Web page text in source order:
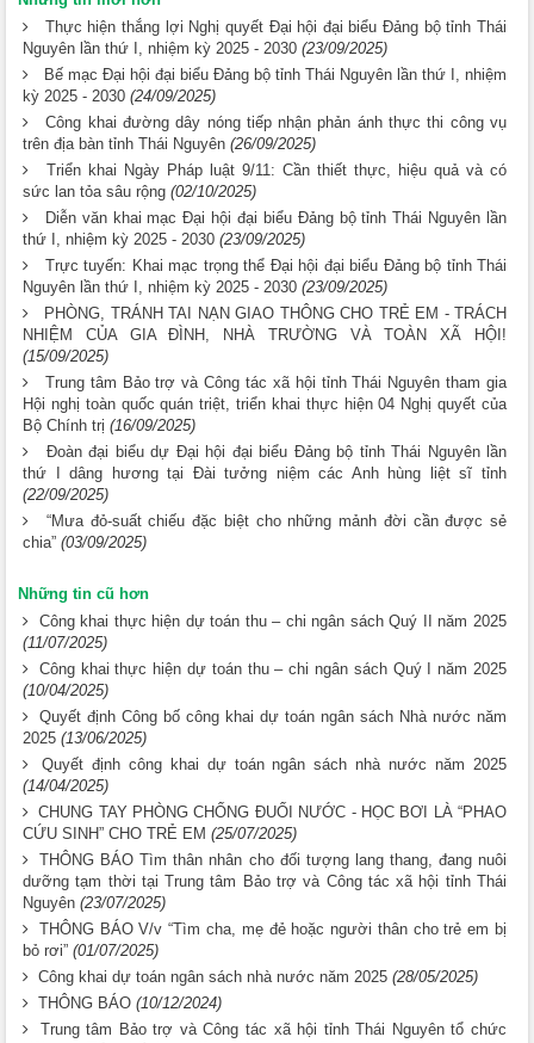
Thực hiện thắng lợi Nghị quyết Đại hội đại biểu Đảng bộ tỉnh Thái
Nguyên lần thứ I, nhiệm kỳ 2025 - 2030 (23/09/2025)
Bế mạc Đại hội đại biểu Đảng bộ tỉnh Thái Nguyên lần thứ I, nhiệm
kỳ 2025 - 2030 (24/09/2025)
Công khai đường dây nóng tiếp nhận phản ánh thực thi công vụ
trên địa bàn tỉnh Thái Nguyên (26/09/2025)
Triển khai Ngày Pháp luật 9/11: Cần thiết thực, hiệu quả và có
sức lan tỏa sâu rộng (02/10/2025)
Diễn văn khai mạc Đại hội đại biểu Đảng bộ tỉnh Thái Nguyên lần
thứ I, nhiệm kỳ 2025 - 2030 (23/09/2025)
Trực tuyến: Khai mạc trọng thể Đại hội đại biểu Đảng bộ tỉnh Thái
Nguyên lần thứ I, nhiệm kỳ 2025 - 2030 (23/09/2025)
PHÒNG, TRÁNH TAI NẠN GIAO THÔNG CHO TRẺ EM - TRÁCH
NHIỆM CỦA GIA ĐÌNH, NHÀ TRƯỜNG VÀ TOÀN XÃ HỘI!
(15/09/2025)
Trung tâm Bảo trợ và Công tác xã hội tỉnh Thái Nguyên tham gia
Hội nghị toàn quốc quán triệt, triển khai thực hiện 04 Nghị quyết của
Bộ Chính trị (16/09/2025)
Đoàn đại biểu dự Đại hội đại biểu Đảng bộ tỉnh Thái Nguyên lần
thứ I dâng hương tại Đài tưởng niệm các Anh hùng liệt sĩ tỉnh
(22/09/2025)
“Mưa đỏ-suất chiếu đặc biệt cho những mảnh đời cần được sẻ
chia” (03/09/2025)
Những tin cũ hơn
Công khai thực hiện dự toán thu – chi ngân sách Quý II năm 2025
(11/07/2025)
Công khai thực hiện dự toán thu – chi ngân sách Quý I năm 2025
(10/04/2025)
Quyết định Công bố công khai dự toán ngân sách Nhà nước năm
2025 (13/06/2025)
Quyết định công khai dự toán ngân sách nhà nước năm 2025
(14/04/2025)
CHUNG TAY PHÒNG CHỐNG ĐUỐI NƯỚC - HỌC BƠI LÀ “PHAO
CỨU SINH” CHO TRẺ EM (25/07/2025)
THÔNG BÁO Tìm thân nhân cho đối tượng lang thang, đang nuôi
dưỡng tạm thời tại Trung tâm Bảo trợ và Công tác xã hội tỉnh Thái
Nguyên (23/07/2025)
THÔNG BÁO V/v “Tìm cha, mẹ đẻ hoặc người thân cho trẻ em bị
bỏ rơi” (01/07/2025)
Công khai dự toán ngân sách nhà nước năm 2025 (28/05/2025)
THÔNG BÁO (10/12/2024)
Trung tâm Bảo trợ và Công tác xã hội tỉnh Thái Nguyên tổ chức